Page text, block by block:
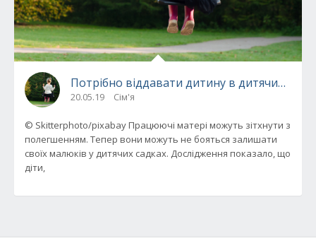
Потрібно віддавати дитину в дитячий
20.05.19 Сім'я
© Skitterphoto/pixabay Працюючі матері можуть зітхнути з
полегшенням. Тепер вони можуть не бояться залишати
своїх малюків у дитячих садках. Дослідження показало, що
діти,